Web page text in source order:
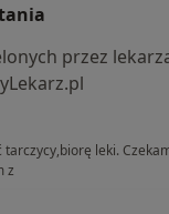
przez
leki.
z